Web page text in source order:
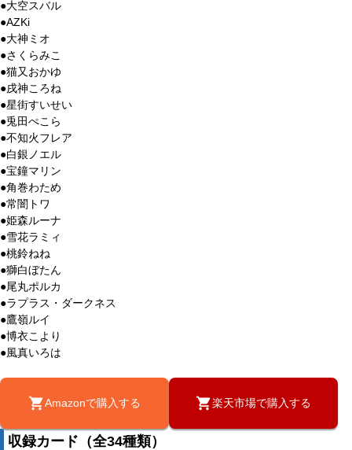
●大空スバル
●AZKi
●大神ミオ
●さくらみこ
●猫又おかゆ
●戌神ころね
●星街すいせい
●兎田ぺこら
●不知火フレア
●白銀ノエル
●宝鐘マリン
●角巻わため
●常闇トワ
●姫森ルーナ
●雪花ラミィ
●桃鈴ねね
●獅白ぼたん
●尾丸ポルカ
●ラプラス・ダークネス
●鷹嶺ルイ
●博衣こより
●風真いろは
Amazonで購入する 楽天市場で購入する
収録カード（全34種類）